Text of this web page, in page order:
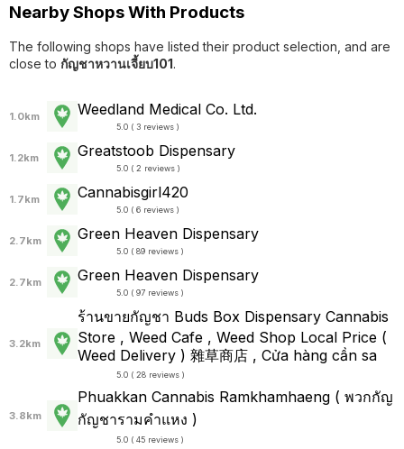
Nearby Shops With Products
The following shops have listed their product selection, and are
close to กัญชาหวานเจี้ยบ101.
1.0km Weedland Medical Co. Ltd.
5.0 ( 3 reviews )
1.2km Greatstoob Dispensary
5.0 ( 2 reviews )
1.7km Cannabisgirl420
5.0 ( 6 reviews )
2.7km Green Heaven Dispensary
5.0 ( 89 reviews )
2.7km Green Heaven Dispensary
5.0 ( 97 reviews )
3.2km
ร้านขายกัญชา Buds Box Dispensary Cannabis
Store , Weed Cafe , Weed Shop Local Price (
Weed Delivery ) 雜草商店 , Cửa hàng cần sa
5.0 ( 28 reviews )
3.8km
Phuakkan Cannabis Ramkhamhaeng ( พวกกัญ
กัญชารามคำแหง )
5.0 ( 45 reviews )